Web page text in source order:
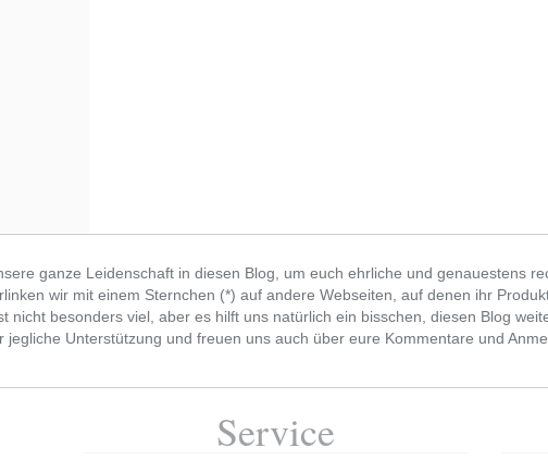
ganze Leidenschaft in diesen Blog, um euch ehrliche und genauestens
wir mit einem Sternchen (*) auf andere Webseiten, auf denen ihr
nicht besonders viel, aber es hilft uns natürlich ein bisschen, diesen Blog
Unterstützung und freuen uns auch über eure Kommentare und
Service